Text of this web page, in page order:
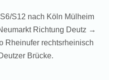
S12 nach Köln Mülheim
Richtung Deutz →
Rheinufer rechtsrheinisch
Brücke.